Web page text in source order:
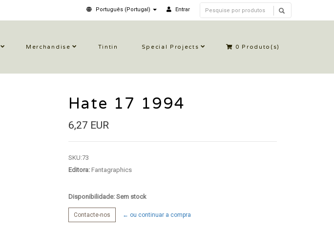
Português (Portugal) Entrar
Merchandise Tintin Special Projects 0 Produto(s)
Hate 17 1994
6,27 EUR
SKU:73
Editora:Fantagraphics
Disponibilidade: Sem stock
Contacte-nos ← ou continuar a compra